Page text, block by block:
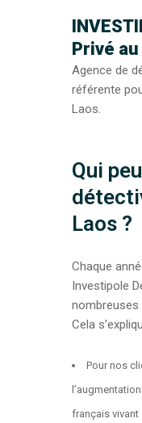
Privé
Agence de
référente
Laos.
Qui
Laos ?
Chaque
Investipole
nombreuses
Cela
Pour nos
français vivant